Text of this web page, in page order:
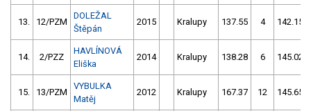
13. 12/PZM
DOLEŽAL
Štěpán
2015 Kralupy 137.55 4 142.15
14. 2/PZZ
HAVLÍNOVÁ
Eliška
2014 Kralupy 138.28 6 145.02
15. 13/PZM
VYBULKA
Matěj
2012 Kralupy 167.37 12 145.65